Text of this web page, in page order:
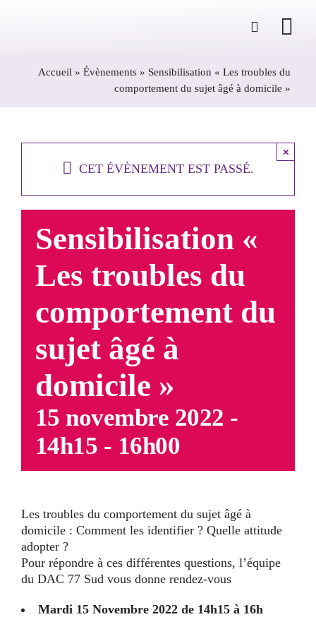
Accueil »Évènements » Sensibilisation « Les troubles du
comportement du sujet âgé à domicile »
CET ÉVÈNEMENT EST PASSÉ.
×
Sensibilisation «
Les troubles du
comportement du
sujet âgé à
domicile »
15 novembre 2022 -
14h15 - 16h00
Les troubles du comportement du sujet âgé à
domicile : Comment les identifier ? Quelle attitude
adopter ?
Pour répondre à ces différentes questions, l’équipe
du DAC 77 Sud vous donne rendez-vous
Mardi 15 Novembre 2022 de 14h15 à 16h